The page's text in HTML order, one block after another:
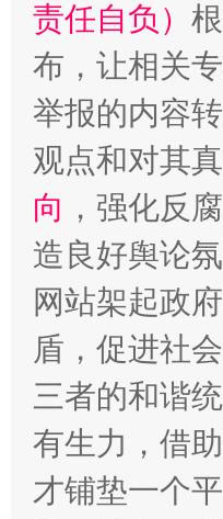
责任自负）
布，让相关
举报的内容
观点和对其
向 ，强化反
造良好舆论
网站架起政
盾，促进社
三者的和谐
有生力，借
才铺垫一个